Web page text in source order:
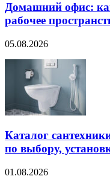
Домашний офис:
рабочее
05.08.2026
Каталог
по выбору,
01.08.2026